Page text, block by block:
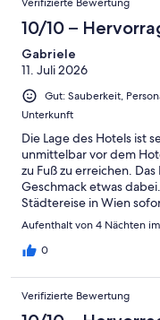
Gut
Okay
von
Schlecht
von
Ungenügend
10/10 –
Gabriele
11. Juli 2026
Gut: Sauberkeit,
Unterkunft
Die Lage des Hotels ist
unmittelbar vor dem
zu Fuß zu erreichen.
Geschmack etwas
Städtereise in Wien
Aufenthalt von 4 Nächten
0
Verifizierte Bewertung